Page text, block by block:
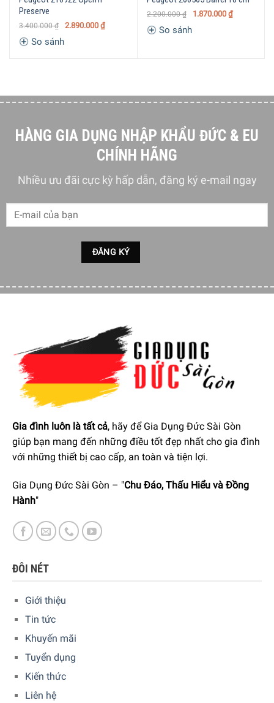
Preserve
3.400.000₫ 2.890.000 ₫
So sánh
2.200.000₫ 1.870.000 ₫
So sánh
HÀNG GIA DỤNG NHẬP KHẨU ĐỨC & EU
CHÍNH HÃNG
Nhiều ưu đãi cực kỳ hấp dẫn, đăng ký e-mail ngay
Gia đình luôn là tất cả, hãy để Gia Dụng Đức Sài Gòn
giúp bạn mang đến những điều tốt đẹp nhất cho gia đình
với những thiết bị cao cấp, an toàn và tiện lợi.
Gia Dụng Đức Sài Gòn – "Chu Đáo, Thấu Hiểu và Đồng
Hành"
ĐÔI NÉT
Giới thiệu
Tin tức
Khuyến mãi
Tuyển dụng
Kiến thức
Liên hệ